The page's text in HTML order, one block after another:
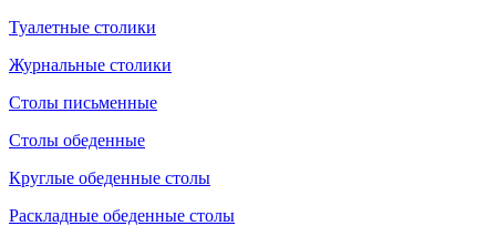
Туалетные столики
Журнальные столики
Столы письменные
Столы обеденные
Круглые обеденные столы
Раскладные обеденные столы